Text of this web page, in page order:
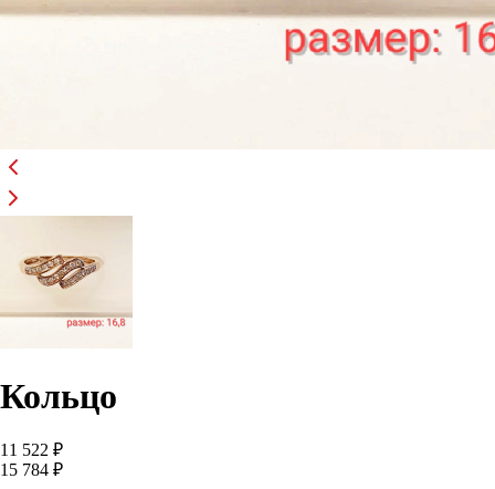
Кольцо
11 522 ₽
15 784 ₽